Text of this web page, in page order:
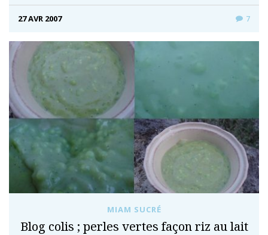
27 AVR 2007 7
MIAM SUCRÉ
Blog colis ; perles vertes façon riz au lait